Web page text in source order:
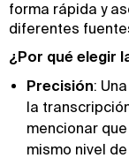
forma rápida y
diferentes
¿Por qué elegir
Precisión:
la
mencionar
mismo nivel